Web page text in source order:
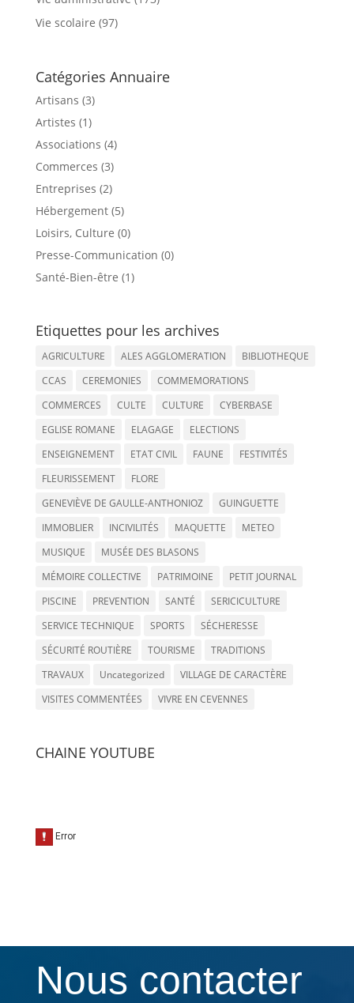
Vie scolaire (97)
Catégories Annuaire
Artisans (3)
Artistes (1)
Associations (4)
Commerces (3)
Entreprises (2)
Hébergement (5)
Loisirs, Culture (0)
Presse-Communication (0)
Santé-Bien-être (1)
Etiquettes pour les archives
AGRICULTURE ALES AGGLOMERATION
BIBLIOTHEQUE
CCAS
CEREMONIES
COMMEMORATIONS
COMMERCES
CULTE CULTURE
CYBERBASE
EGLISE ROMANE
ELAGAGE
ELECTIONS
ENSEIGNEMENT
ETAT CIVIL FAUNE
FESTIVITÉS
FLEURISSEMENT
FLORE
GENEVIÈVE DE GAULLE-ANTHONIOZ
GUINGUETTE
IMMOBLIER
INCIVILITÉS MAQUETTE
METEO
MUSIQUE
MUSÉE DES BLASONS
MÉMOIRE COLLECTIVE
PATRIMOINE
PETIT JOURNAL
PISCINE
PREVENTION SANTÉ
SERICICULTURE
SERVICE TECHNIQUE
SPORTS
SÉCHERESSE
SÉCURITÉ ROUTIÈRE
TOURISME
TRADITIONS
TRAVAUX
Uncategorized
VILLAGE DE CARACTÈRE
VISITES COMMENTÉES
VIVRE EN CEVENNES
CHAINE YOUTUBE
Nous contacter